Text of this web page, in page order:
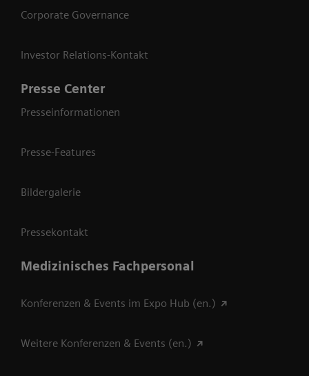
Corporate Governance
Investor Relations-Kontakt
Presse Center
Presseinformationen
Presse-Features
Bildergalerie
Pressekontakt
Medizinisches Fachpersonal
Konferenzen & Events im Expo Hub (en.)
Weitere Konferenzen & Events (en.)